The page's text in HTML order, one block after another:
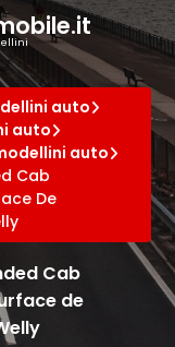
auto
auto
auto
Cab
De
Cab
de